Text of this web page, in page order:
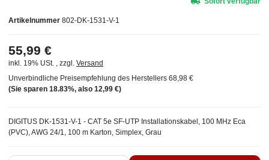
Artikelnummer 802-DK-1531-V-1
DIGITUS DK-1531-V-1 - CAT 5e SF-UTP Installationskabel, 100 MHz Eca
(PVC), AWG 24/1, 100 m Karton, Simplex, Grau
55,99 €
inkl. 19% USt. , zzgl. Versand
Unverbindliche Preisempfehlung des Herstellers 68,98 €
(Sie sparen 18.83%, also 12,99 €)